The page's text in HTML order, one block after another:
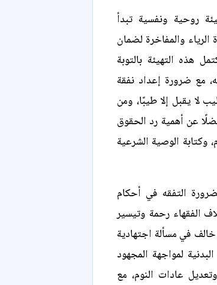
روحية ونفسية تبدأ
الرياء والمفاخرة لضمان
هذه التهيئة بالتوبة
مع ضرورة إعداد نفقة
لا يقبل إلا طيبًا، ومن
عن أهمية رد الحقوق
وكتابة الوصية الشرعية
التفقه في أحكام
الفقهاء رحمة وتيسير
خالف في مسألة اجتهادية
لمواجهة المجهود
عادات النوم، مع